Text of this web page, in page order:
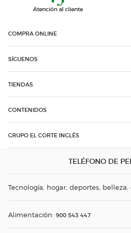
Atención al cliente
COMPRA ONLINE
SÍGUENOS
TIENDAS
CONTENIDOS
GRUPO EL CORTE INGLÉS
TELÉFONO DE
Tecnología, hogar, deportes, belleza,
Alimentación: 900 543 447